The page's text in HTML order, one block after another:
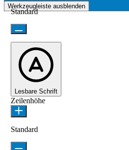
Werkzeugleiste ausblenden
Standard
Lesbare Schrift
Zeilenhöhe
Standard